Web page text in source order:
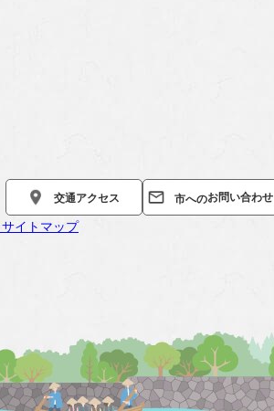
交通アクセス 市へのお問い合わせ
サイトマップ